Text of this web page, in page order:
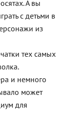
А вы
с детьми в
из
тех самых
и немного
может
для